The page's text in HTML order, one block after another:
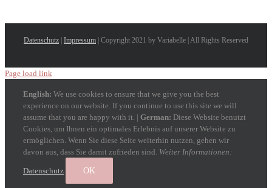
Datenschutz Impressum | Copyright 2021 by Variabelle | All Rights Reserved
Page load link
English: We use cookies to ensure that we give you the best
experience on our website. If you continue to use this site we will
assume that you are happy with it. | German: Diese Website benutzt
Cookies, um Ihnen ein optimales Erlebnis auf unserer Website zu
ermöglichen. Wenn Sie diese Seite weiterhin nutzen, gehen wir
davon aus, dass Sie damit zufrieden sind. Weiter Informationen:
Datenschutz OK